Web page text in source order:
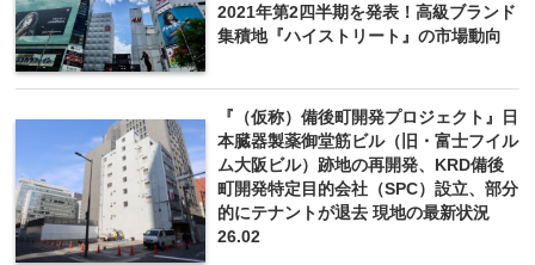
2021年第2四半期を発表！高級ブランド
集積地『ハイストリート』の市場動向
『（仮称）備後町開発プロジェクト』日
本臓器製薬御堂筋ビル（旧・富士フイル
ム大阪ビル）跡地の再開発、KRD備後
町開発特定目的会社（SPC）設立、部分
的にテナントが退去 現地の最新状況
26.02